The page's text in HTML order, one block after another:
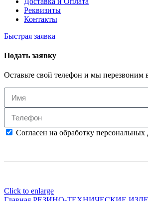
Реквизиты
Контакты
Быстрая заявка
Подать заявку
Оставьте свой телефон и мы перезвоним
Согласен на обработку
Click to enlarge